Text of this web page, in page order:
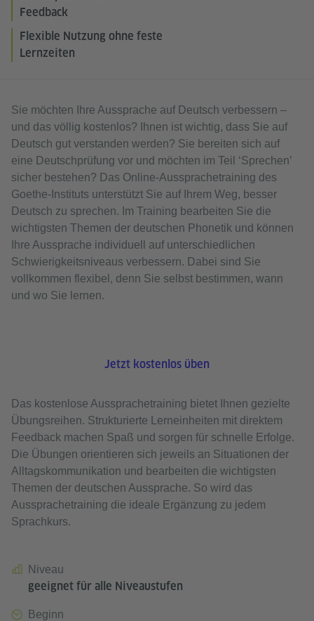
Feedback
Flexible Nutzung ohne feste
Lernzeiten
Sie möchten Ihre Aussprache auf Deutsch verbessern –
und das völlig kostenlos? Ihnen ist wichtig, dass Sie auf
Deutsch gut verstanden werden? Sie bereiten sich auf
eine Deutschprüfung vor und möchten im Teil ‘Sprechen’
sicher bestehen? Das Online-Aussprachetraining des
Goethe-Instituts unterstützt Sie auf Ihrem Weg, besser
Deutsch zu sprechen. Im Training bearbeiten Sie die
wichtigsten Themen der deutschen Phonetik und können
Ihre Aussprache individuell auf unterschiedlichen
Schwierigkeitsniveaus verbessern. Dabei sind Sie
vollkommen flexibel, denn Sie selbst bestimmen, wann
und wo Sie lernen.
Jetzt kostenlos üben
Das kostenlose Aussprachetraining bietet Ihnen gezielte
Übungsreihen. Strukturierte Lerneinheiten mit direktem
Feedback machen Spaß und sorgen für schnelle Erfolge.
Die Übungen orientieren sich jeweils an Situationen der
Alltagskommunikation und bearbeiten die wichtigsten
Themen der deutschen Aussprache. So wird das
Aussprachetraining die ideale Ergänzung zu jedem
Sprachkurs.
Niveau
geeignet für alle Niveaustufen
Beginn